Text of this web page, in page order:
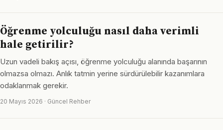
Öğrenme yolculuğu nasıl daha verimli
hale getirilir?
Uzun vadeli bakış açısı, öğrenme yolculuğu alanında başarının
olmazsa olmazı. Anlık tatmin yerine sürdürülebilir kazanımlara
odaklanmak gerekir.
20 Mayıs 2026 · Güncel Rehber